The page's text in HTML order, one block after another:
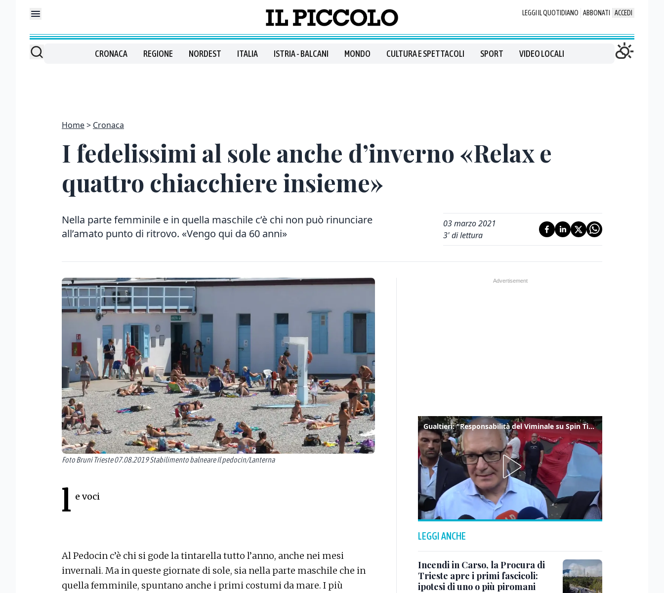
LEGGI IL QUOTIDIANO ABBONATI ACCEDI
CRONACA REGIONE NORDEST ITALIA ISTRIA - BALCANI MONDO CULTURA E SPETTACOLI SPORT VIDEO LOCALI
Home Cronaca
I fedelissimi al sole anche d’inverno «Relax e
quattro chiacchiere insieme»
Nella parte femminile e in quella maschile c’è chi non può rinunciare
all’amato punto di ritrovo. «Vengo qui da 60 anni»
03 marzo 2021
3' di lettura
Foto Bruni Trieste 07.08.2019 Stabilimento balneare Il pedocin/Lanterna
l e voci
Al Pedocin c’è chi si gode la tintarella tutto l’anno, anche nei mesi
invernali. Ma in queste giornate di sole, sia nella parte maschile che in
quella femminile, spuntano anche i primi costumi da mare. I più
Gualtieri: "Responsabilità del Viminale su Spin Time? La posizione dei partiti è nota"
LEGGI ANCHE
Incendi in Carso, la Procura di
Trieste apre i primi fascicoli:
ipotesi di uno o più piromani